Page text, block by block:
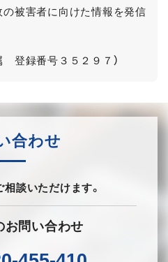
の被害者に向けた情報を発信
登録番号３５２９７）
合わせ
相談いただけます。
お問い合わせ